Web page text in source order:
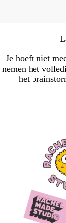
Je hoeft niet
nemen het
het